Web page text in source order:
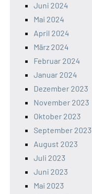
Juni 2024
Mai 2024
April 2024
März 2024
Februar 2024
Januar 2024
Dezember 2023
November 2023
Oktober 2023
September 2023
August 2023
Juli 2023
Juni 2023
Mai 2023